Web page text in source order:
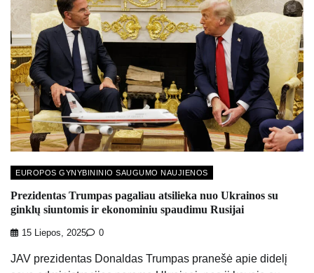
EUROPOS GYNYBININIO SAUGUMO NAUJIENOS
Prezidentas Trumpas pagaliau atsilieka nuo Ukrainos su
ginklų siuntomis ir ekonominiu spaudimu Rusijai
15 Liepos, 2025 0
JAV prezidentas Donaldas Trumpas pranešė apie didelį